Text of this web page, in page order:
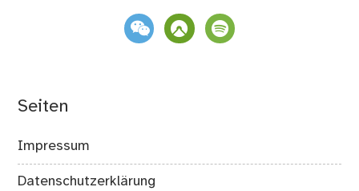
weixin komootspotify
Seiten
Impressum
Datenschutzerklärung